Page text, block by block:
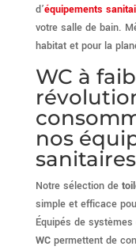
d’équipements
votre salle de bain.
habitat et pour la
WC à
nos
Notre sélection de
simple et efficace
Équipés de
WCpermettent de